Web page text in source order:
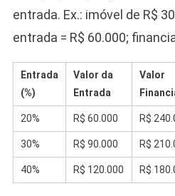
entrada. Ex.: imóvel de R$
entrada = R$ 60.000;
Entrada
(%)
Valor da
Entrada
Valor
20% R$ 60.000 R$
30% R$ 90.000 R$
40% R$ 120.000 R$